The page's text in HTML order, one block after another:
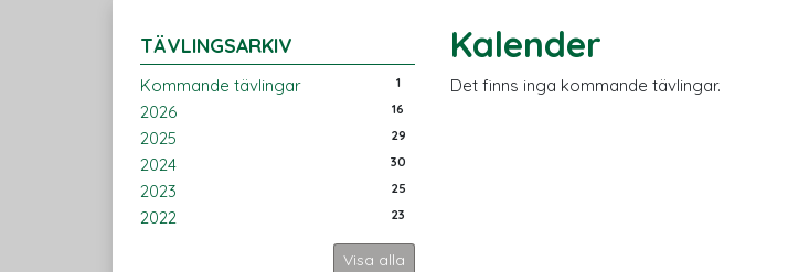
TÄVLINGSARKIV
Kommande tävlingar 1
2026 16
2025 29
2024 30
2023 25
2022 23
Visa alla
Kalender
Det finns inga kommande tävlingar.